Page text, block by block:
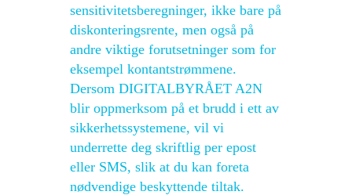
sensitivitetsberegninger, ikke bare på
diskonteringsrente, men også på
andre viktige forutsetninger som for
eksempel kontantstrømmene.
Dersom DIGITALBYRÅET A2N
blir oppmerksom på et brudd i ett av
sikkerhetssystemene, vil vi
underrette deg skriftlig per epost
eller SMS, slik at du kan foreta
nødvendige beskyttende tiltak.